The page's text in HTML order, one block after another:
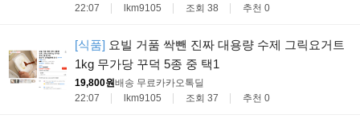
22:07
lkm9105 조회 38 추천 0
[식품] 요빌 거품 싹뺀 진짜 대용량 수제 그릭요거트
1kg 무가당 꾸덕 5종 중 택1
19,800원배송 무료카카오톡딜
22:07
lkm9105 조회 37 추천 0